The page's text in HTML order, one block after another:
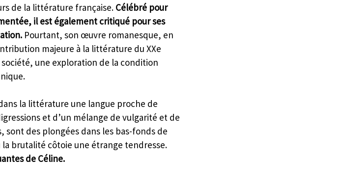
de la littérature française. Célébré pour
il est également critiqué pour ses
Pourtant, son œuvre romanesque, en
majeure à la littérature du XXe
une exploration de la condition
la littérature une langue proche de
et d’un mélange de vulgarité et de
sont des plongées dans les bas-fonds de
la brutalité côtoie une étrange tendresse.
de Céline.